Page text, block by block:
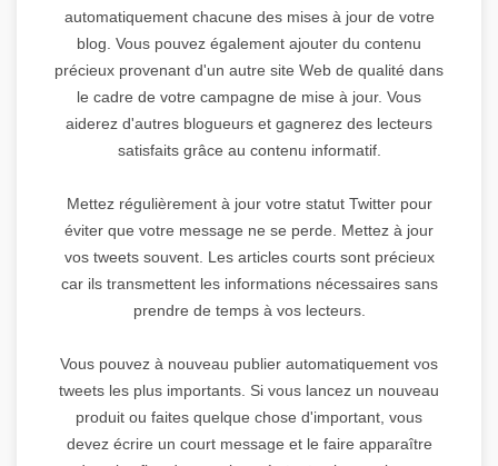
automatiquement chacune des mises à jour de votre
blog. Vous pouvez également ajouter du contenu
précieux provenant d'un autre site Web de qualité dans
le cadre de votre campagne de mise à jour. Vous
aiderez d'autres blogueurs et gagnerez des lecteurs
satisfaits grâce au contenu informatif.
Mettez régulièrement à jour votre statut Twitter pour
éviter que votre message ne se perde. Mettez à jour
vos tweets souvent. Les articles courts sont précieux
car ils transmettent les informations nécessaires sans
prendre de temps à vos lecteurs.
Vous pouvez à nouveau publier automatiquement vos
tweets les plus importants. Si vous lancez un nouveau
produit ou faites quelque chose d'important, vous
devez écrire un court message et le faire apparaître